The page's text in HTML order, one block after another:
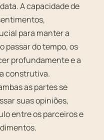
A capacidade de
para manter a
passar do tempo, os
profundamente e a
construtiva.
as partes se
suas opiniões,
entre os parceiros e